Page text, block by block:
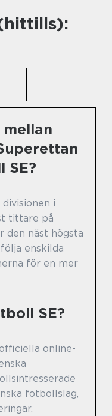
SE?
i
tittare på
den näst högsta
enskilda
för en mer
SE?
online-
fotbollslag,